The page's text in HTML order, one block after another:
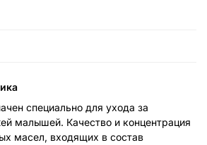
специально для ухода за
малышей. Качество и концентрация
масел, входящих в состав